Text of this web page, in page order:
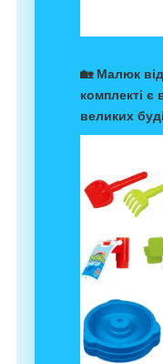
🏡 Малюк
комплекті є
великих